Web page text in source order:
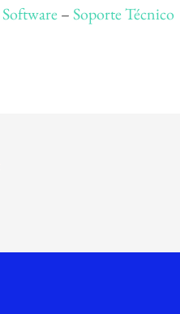
Software–Soporte Técnico